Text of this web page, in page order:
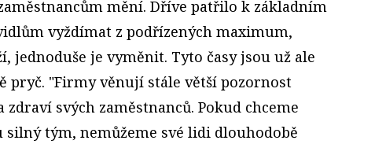
mění. Dříve patřilo k základním
vyždímat z podřízených maximum,
jednoduše je vyměnit. Tyto časy jsou už ale
pryč. "Firmy věnují stále větší pozornost
zdraví svých zaměstnanců. Pokud chceme
silný tým, nemůžeme své lidi dlouhodobě